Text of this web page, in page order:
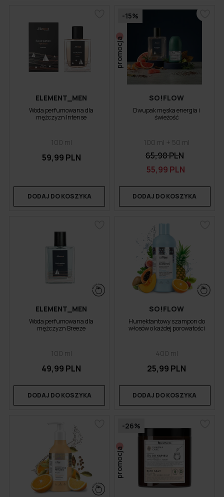
ELEMENT_MEN
Woda perfumowana dla
mężczyzn Intense
100 ml
59,99 PLN
DODAJ DO KOSZYKA
-15%
promocja
SO!FLOW
Dwupak męska energia i
świeżość
100 ml + 50 ml
65,98 PLN
55,99 PLN
DODAJ DO KOSZYKA
ELEMENT_MEN
Woda perfumowana dla
mężczyzn Breeze
100 ml
49,99 PLN
DODAJ DO KOSZYKA
SO!FLOW
Humektantowy szampon do
włosów o każdej porowatości
400 ml
25,99 PLN
DODAJ DO KOSZYKA
-26%
promocja